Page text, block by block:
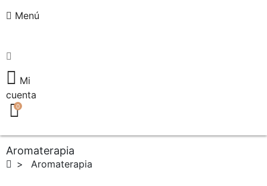
Menú
Mi
cuenta
0
Aromaterapia
Aromaterapia